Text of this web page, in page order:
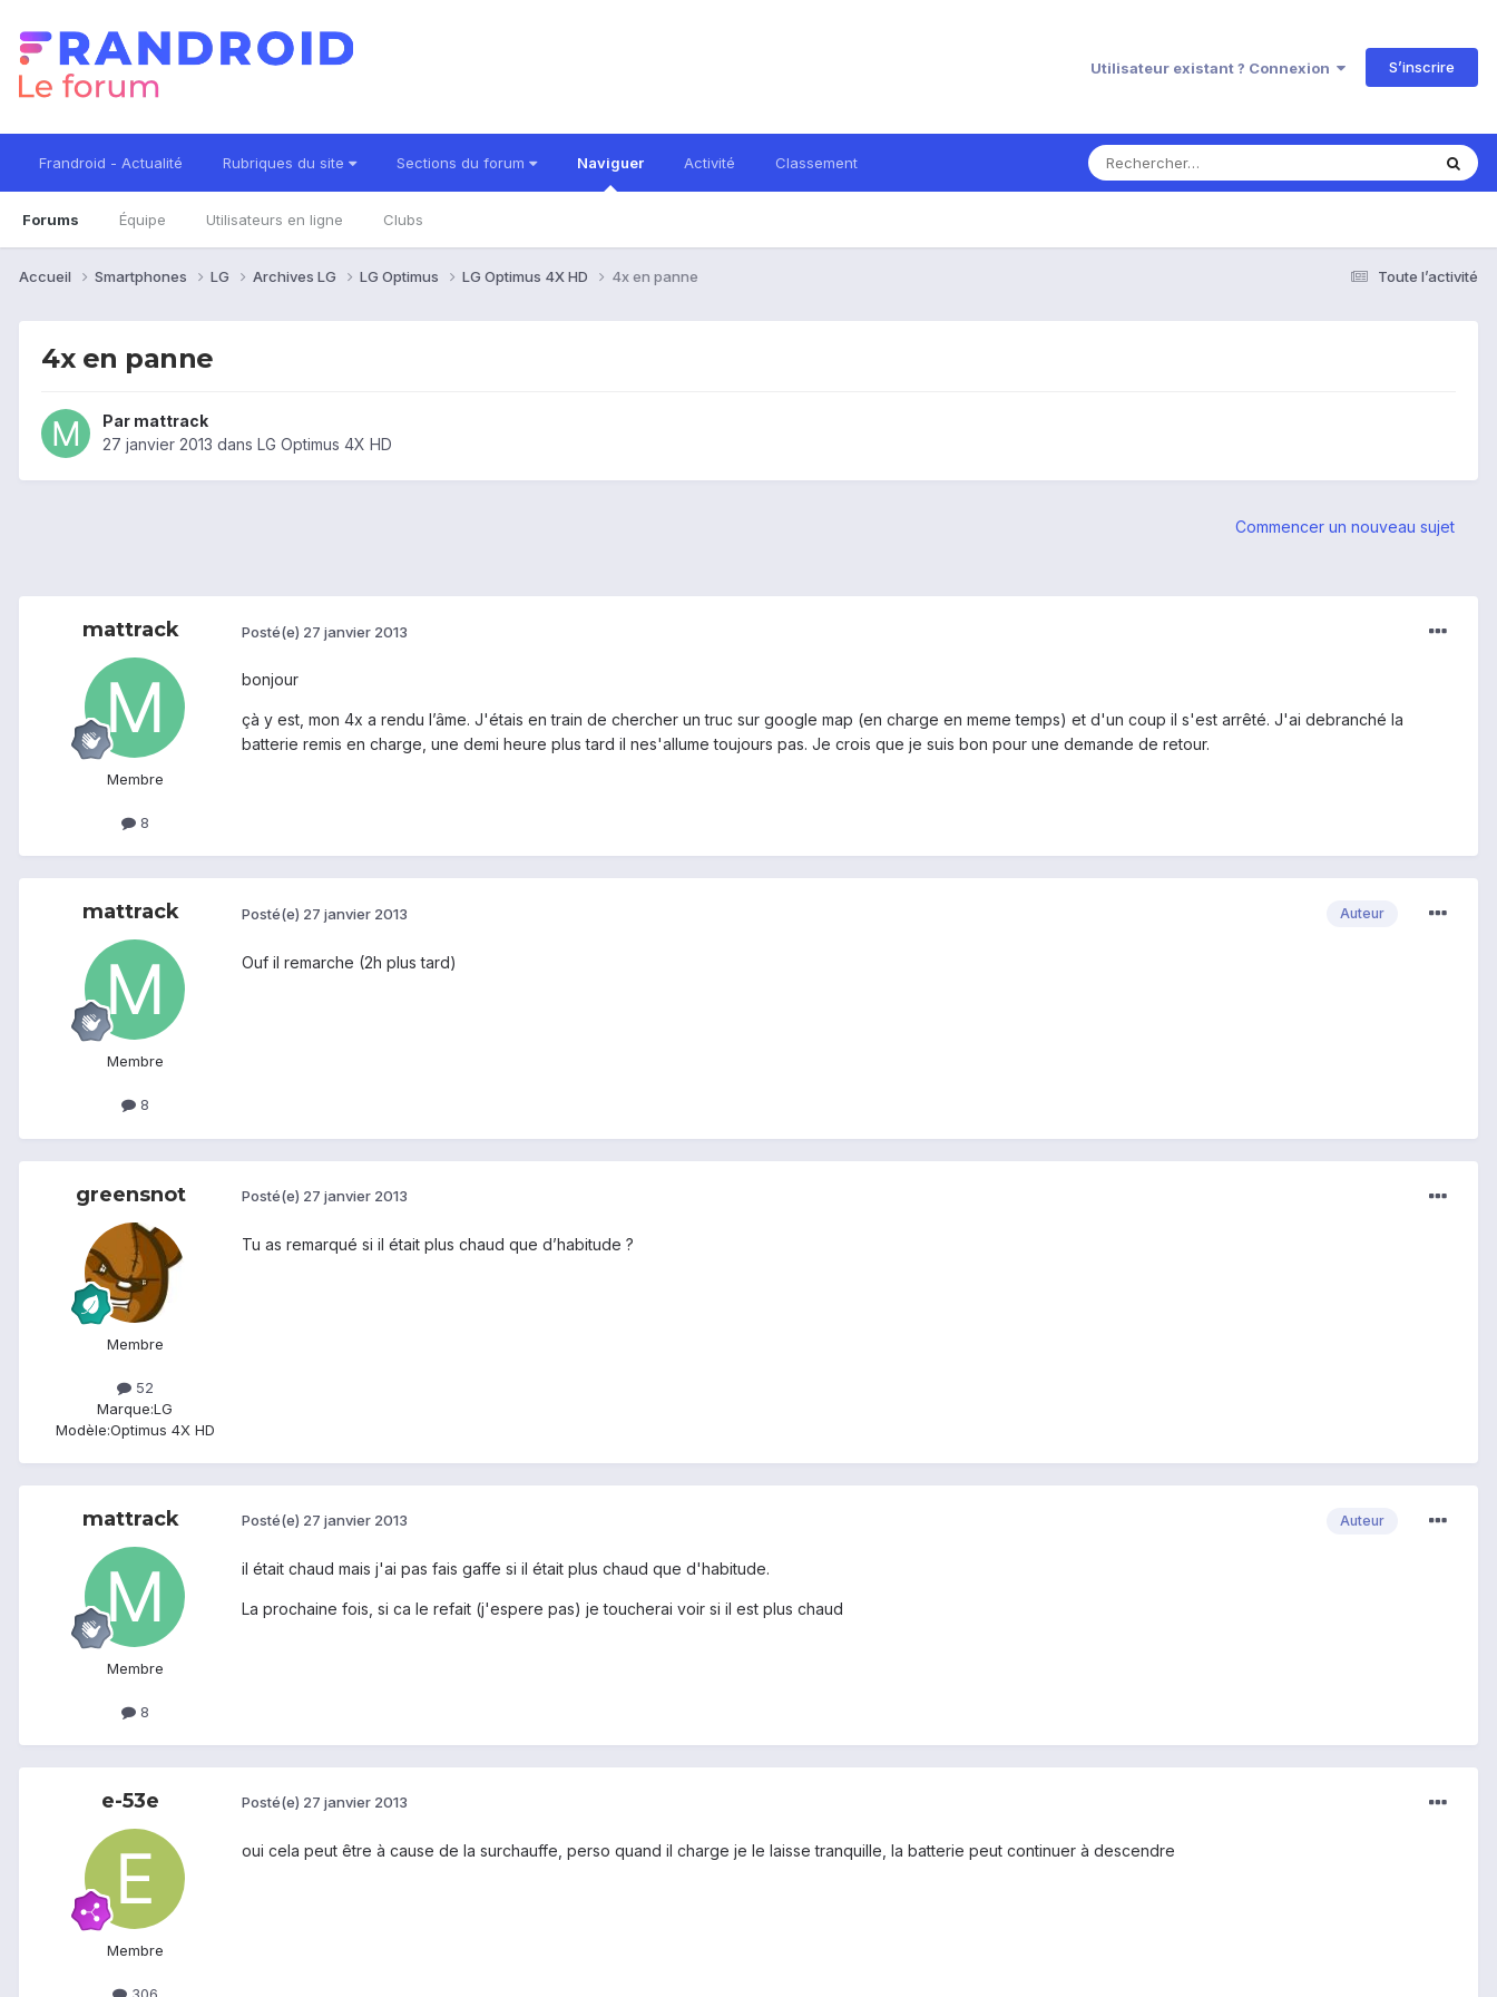
Utilisateur existant ? Connexion S’inscrire
Frandroid - Actualité Rubriques du site Sections du forum Naviguer
Forums Équipe Utilisateurs en ligne Clubs
Activité Classement
Toute l’activité
Accueil Smartphones LG Archives LG LG Optimus LG Optimus 4X HD 4x en panne
4x en panne
Par mattrack
27 janvier 2013 dans LG Optimus 4X HD
Commencer un nouveau sujet
mattrack
Membre
8
Posté(e) 27 janvier 2013
bonjour
çà y est, mon 4x a rendu l’âme. J'étais en train de chercher un truc sur google map (en charge en meme temps) et d'un coup il s'est arrêté. J'ai debranché la
batterie remis en charge, une demi heure plus tard il nes'allume toujours pas. Je crois que je suis bon pour une demande de retour.
mattrack
Membre
8
Auteur
Posté(e) 27 janvier 2013
Ouf il remarche (2h plus tard)
greensnot
Membre
52
Marque:LG
Modèle:Optimus 4X HD
Posté(e) 27 janvier 2013
Tu as remarqué si il était plus chaud que d’habitude ?
mattrack
Membre
8
Auteur
Posté(e) 27 janvier 2013
il était chaud mais j'ai pas fais gaffe si il était plus chaud que d'habitude.
La prochaine fois, si ca le refait (j'espere pas) je toucherai voir si il est plus chaud
e-53e
Membre
Posté(e) 27 janvier 2013
oui cela peut être à cause de la surchauffe, perso quand il charge je le laisse tranquille, la batterie peut continuer à descendre